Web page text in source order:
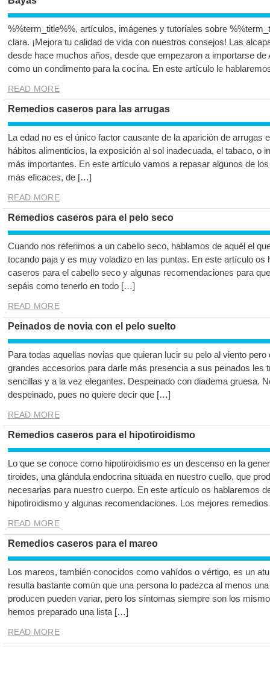
%%term_title%%, artículos, imágenes y tutoriales sobre
clara. ¡Mejora tu calidad de vida con nuestros consejos! Las
desde hace muchos años, desde que empezaron a importarse
como un condimento para la cocina. En este artículo le
READ MORE
Remedios caseros para las arrugas
La edad no es el único factor causante de la aparición de arrugas
hábitos alimenticios, la exposición al sol inadecuada, el tabaco, o
más importantes. En este artículo vamos a repasar algunos de
más eficaces, de […]
READ MORE
Remedios caseros para el pelo seco
Cuando nos referimos a un cabello seco, hablamos de aquél el
tocando paja y es muy voladizo en las puntas. En este artículo
caseros para el cabello seco y algunas recomendaciones para
sepáis como tenerlo en todo […]
READ MORE
Peinados de novia con el pelo suelto
Para todas aquellas novias que quieran lucir su pelo al viento
grandes accesorios para darle más presencia a sus peinados les
sencillas y a la vez elegantes. Despeinado con diadema gruesa.
despeinado, pues no quiere decir que […]
READ MORE
Remedios caseros para el hipotiroidismo
Lo que se conoce como hipotiroidismo es un descenso en la
tiroides, una glándula endocrina situada en nuestro cuello, que
necesarias para nuestro cuerpo. En este artículo os hablaremos
hipotiroidismo y algunas recomendaciones. Los mejores
READ MORE
Remedios caseros para el mareo
Los mareos, también conocidos como vahídos o vértigo, es un
resulta bastante común que una persona lo padezca al menos
producen pueden variar, pero los síntomas siempre son los
hemos preparado una lista […]
READ MORE